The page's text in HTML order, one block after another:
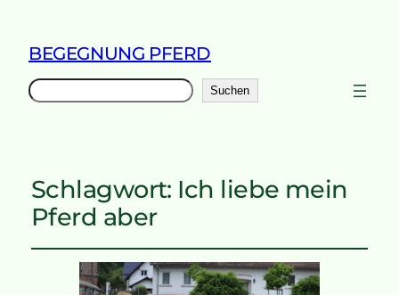
BEGEGNUNG PFERD
Suchen Suchen
Schlagwort: Ich liebe mein
Pferd aber